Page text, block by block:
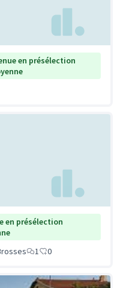
en présélection
en présélection
1 0